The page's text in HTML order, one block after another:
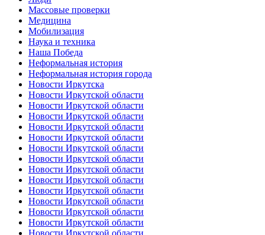
Массовые проверки
Медицина
Мобилизация
Наука и техника
Наша Победа
Неформальная история
Неформальная история города
Новости Иркутска
Новости Иркутской области
Новости Иркутской области
Новости Иркутской области
Новости Иркутской области
Новости Иркутской области
Новости Иркутской области
Новости Иркутской области
Новости Иркутской области
Новости Иркутской области
Новости Иркутской области
Новости Иркутской области
Новости Иркутской области
Новости Иркутской области
Новости Иркутской области